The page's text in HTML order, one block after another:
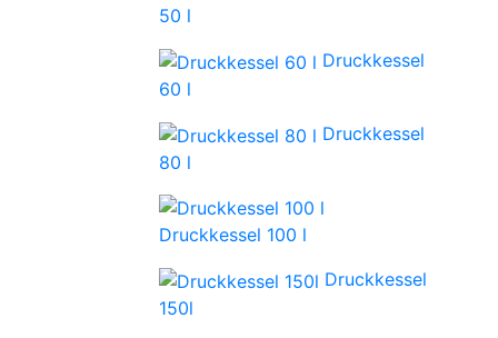
50 l
Druckkessel
60 l
Druckkessel
80 l
Druckkessel 100 l
Druckkessel
150l